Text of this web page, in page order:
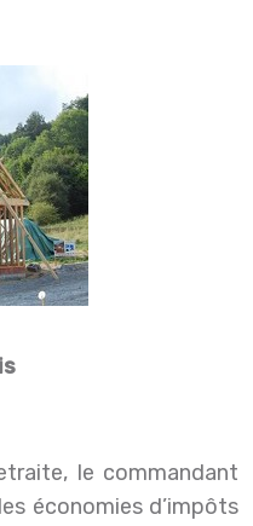
le commandant
économies d’impôts